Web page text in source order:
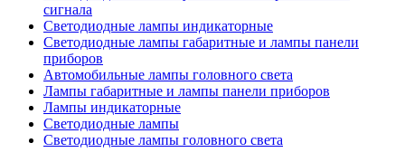
сигнала
Светодиодные лампы индикаторные
Светодиодные лампы габаритные и лампы панели
приборов
Автомобильные лампы головного света
Лампы габаритные и лампы панели приборов
Лампы индикаторные
Светодиодные лампы
Светодиодные лампы головного света